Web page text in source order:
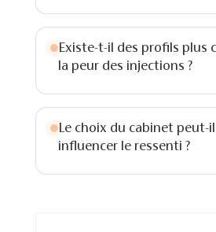
Existe-t-il des profils plus
la peur des injections ?
Le choix du cabinet peut-
influencer le ressenti ?